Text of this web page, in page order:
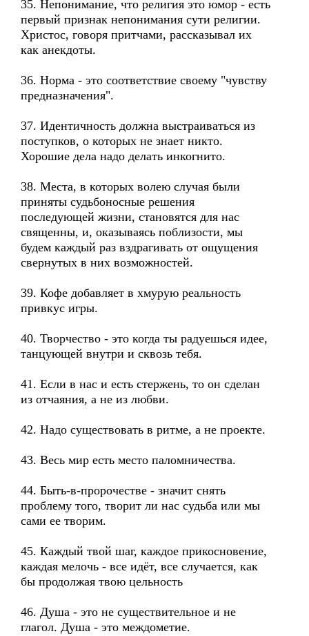
35. Непонимание, что религия это юмор - есть
первый признак непонимания сути религии.
Христос, говоря притчами, рассказывал их
как анекдоты.
36. Норма - это соответствие своему "чувству
предназначения".
37. Идентичность должна выстраиваться из
поступков, о которых не знает никто.
Хорошие дела надо делать инкогнито.
38. Места, в которых волею случая были
приняты судьбоносные решения
последующей жизни, становятся для нас
священны, и, оказываясь поблизости, мы
будем каждый раз вздрагивать от ощущения
свернутых в них возможностей.
39. Кофе добавляет в хмурую реальность
привкус игры.
40. Творчество - это когда ты радуешься идее,
танцующей внутри и сквозь тебя.
41. Если в нас и есть стержень, то он сделан
из отчаяния, а не из любви.
42. Надо существовать в ритме, а не проекте.
43. Весь мир есть место паломничества.
44. Быть-в-пророчестве - значит снять
проблему того, творит ли нас судьба или мы
сами ее творим.
45. Каждый твой шаг, каждое прикосновение,
каждая мелочь - все идёт, все случается, как
бы продолжая твою цельность
46. Душа - это не существительное и не
глагол. Душа - это междометие.